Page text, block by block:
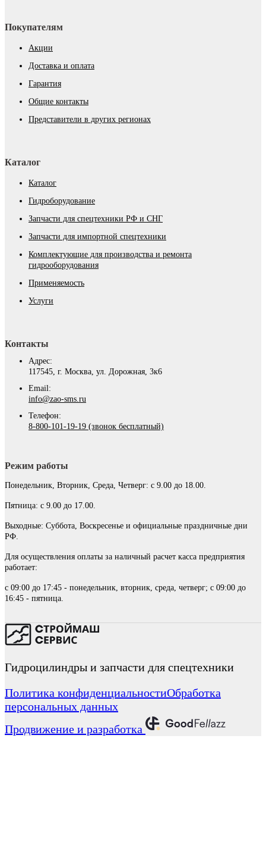
Покупателям
Акции
Доставка и оплата
Гарантия
Общие контакты
Представители в других регионах
Каталог
Каталог
Гидроборудование
Запчасти для спецтехники РФ и СНГ
Запчасти для импортной спецтехники
Комплектующие для производства и ремонта
гидрооборудования
Применяемость
Услуги
Контакты
Адрес:
117545, г. Москва, ул. Дорожная, 3к6
Email:
info@zao-sms.ru
Телефон:
8-800-101-19-19 (звонок бесплатный)
Режим работы
Понедельник, Вторник, Среда, Четверг: с 9.00 до 18.00.
Пятница: с 9.00 до 17.00.
Выходные: Суббота, Воскресенье и официальные праздничные дни
РФ.
Для осуществления оплаты за наличный расчет касса предприятия
работает:
с 09:00 до 17:45 - понедельник, вторник, среда, четверг; с 09:00 до
16:45 - пятница.
Гидроцилиндры и запчасти для спецтехники
Политика конфиденциальностиОбработка
персональных данных
Продвижение и разработка